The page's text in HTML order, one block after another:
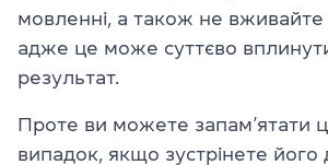
мовленні, а також не вживайте
адже це може суттєво
результат.
Проте ви можете запам’ятати
випадок, якщо зустрінете його